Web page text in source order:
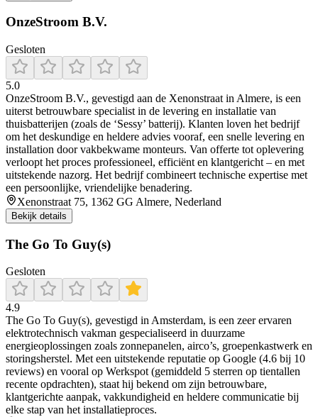
OnzeStroom B.V.
Gesloten
5.0
OnzeStroom B.V., gevestigd aan de Xenonstraat in Almere, is een
uiterst betrouwbare specialist in de levering en installatie van
thuisbatterijen (zoals de ‘Sessy’ batterij). Klanten loven het bedrijf
om het deskundige en heldere advies vooraf, een snelle levering en
installation door vakbekwame monteurs. Van offerte tot oplevering
verloopt het proces professioneel, efficiënt en klantgericht – en met
uitstekende nazorg. Het bedrijf combineert technische expertise met
een persoonlijke, vriendelijke benadering.
Xenonstraat 75, 1362 GG Almere, Nederland
Bekijk details
The Go To Guy(s)
Gesloten
4.9
The Go To Guy(s), gevestigd in Amsterdam, is een zeer ervaren
elektrotechnisch vakman gespecialiseerd in duurzame
energieoplossingen zoals zonnepanelen, airco’s, groepenkastwerk en
storingsherstel. Met een uitstekende reputatie op Google (4.6 bij 10
reviews) en vooral op Werkspot (gemiddeld 5 sterren op tientallen
recente opdrachten), staat hij bekend om zijn betrouwbare,
klantgerichte aanpak, vakkundigheid en heldere communicatie bij
elke stap van het installatieproces.